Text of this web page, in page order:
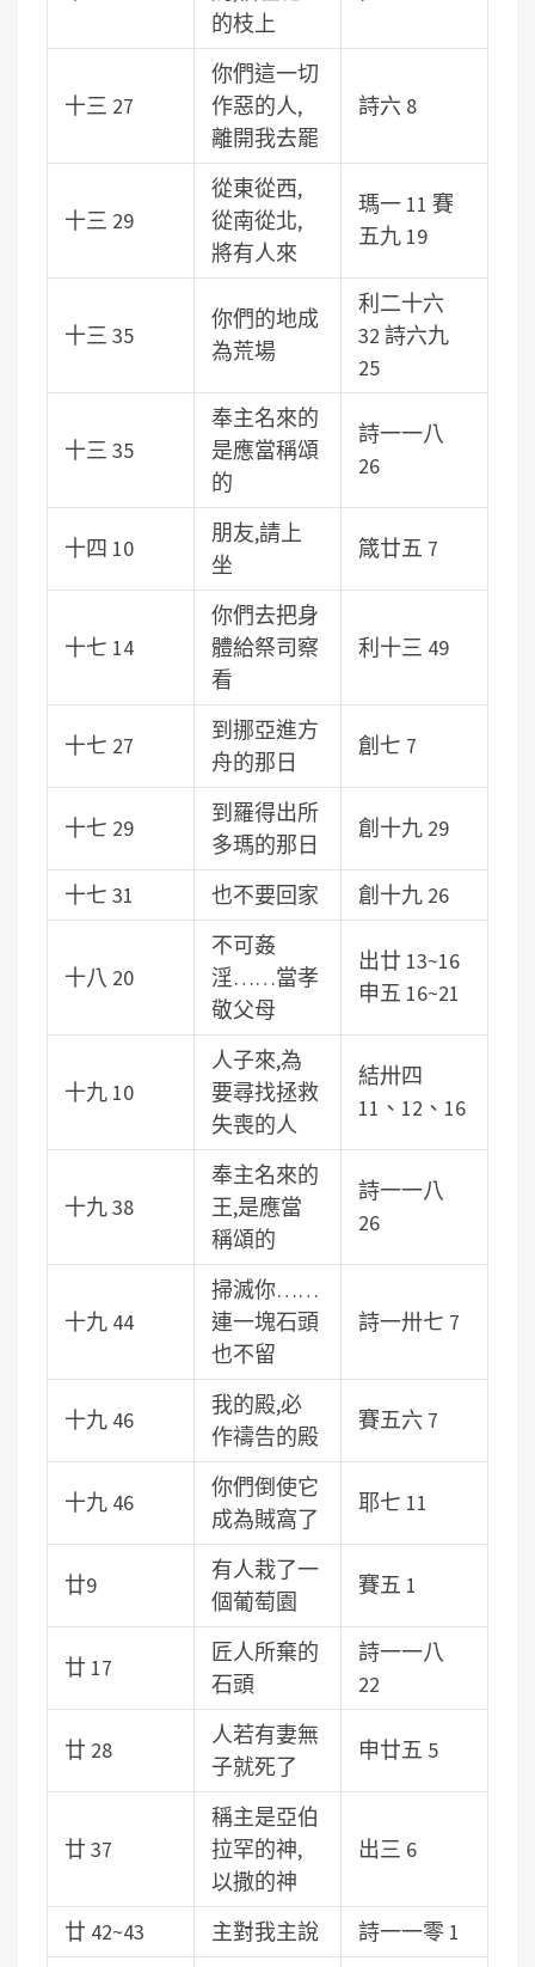
的枝上
十三 27
你們這一切
作惡的人,
離開我去罷
詩六 8
十三 29
從東從西,
從南從北,
將有人來
瑪一 11 賽
五九 19
十三 35
你們的地成
為荒場
利二十六
32 詩六九
25
十三 35
奉主名來的
是應當稱頌
的
詩一一八
26
十四 10
朋友,請上
坐
箴廿五 7
十七 14
你們去把身
體給祭司察
看
利十三 49
十七 27
到挪亞進方
舟的那日
創七 7
十七 29
到羅得出所
多瑪的那日
創十九 29
十七 31 也不要回家 創十九 26
十八 20
不可姦
淫……當孝
敬父母
出廿 13~16
申五 16~21
十九 10
人子來,為
要尋找拯救
失喪的人
結卅四
11、12、16
十九 38
奉主名來的
王,是應當
稱頌的
詩一一八
26
十九 44
掃滅你……
連一塊石頭
也不留
詩一卅七 7
十九 46
我的殿,必
作禱告的殿
賽五六 7
十九 46
你們倒使它
成為賊窩了
耶七 11
廿9
有人栽了一
個葡萄園
賽五 1
廿 17
匠人所棄的
石頭
詩一一八
22
廿 28
人若有妻無
子就死了
申廿五 5
廿 37
稱主是亞伯
拉罕的神,
以撒的神
出三 6
廿 42~43 主對我主說 詩一一零 1